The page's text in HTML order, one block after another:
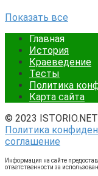
Показать все
Главная
История
Краеведение
Тесты
Политика
Карта сайта
© 2023 ISTORIO.NET
Политика
соглашение
Информация на сайте
ответственности за